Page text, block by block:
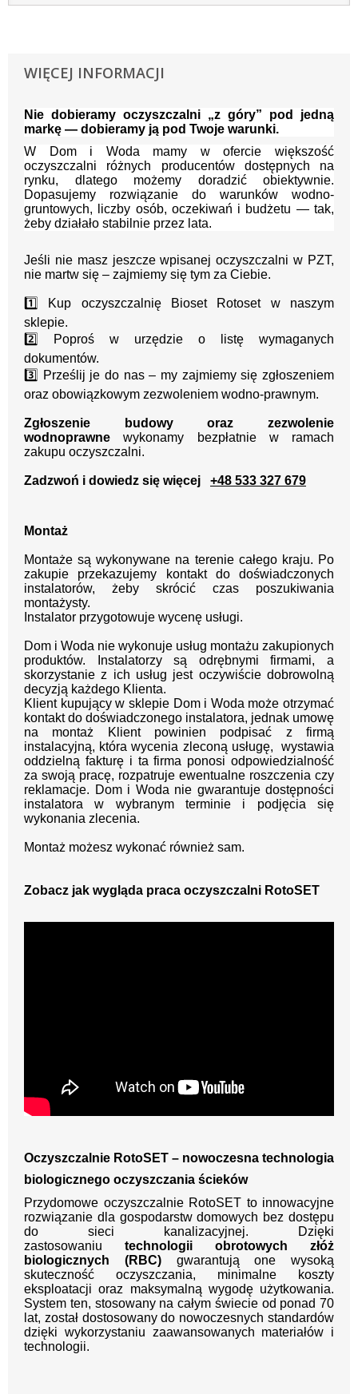
WIĘCEJ INFORMACJI
Nie dobieramy oczyszczalni „z góry” pod jedną
markę — dobieramy ją pod Twoje warunki.
W Dom i Woda mamy w ofercie większość
oczyszczalni różnych producentów dostępnych na
rynku, dlatego możemy doradzić obiektywnie.
Dopasujemy rozwiązanie do warunków wodno-
gruntowych, liczby osób, oczekiwań i budżetu — tak,
żeby działało stabilnie przez lata.
Jeśli nie masz jeszcze wpisanej oczyszczalni w PZT,
nie martw się – zajmiemy się tym za Ciebie.
1️⃣ Kup oczyszczalnię Bioset Rotoset w naszym
sklepie.
2️⃣ Poproś w urzędzie o listę wymaganych
dokumentów.
3️⃣ Prześlij je do nas – my zajmiemy się zgłoszeniem
oraz obowiązkowym zezwoleniem wodno-prawnym.
Zgłoszenie budowy oraz zezwolenie
wodnoprawne wykonamy bezpłatnie w ramach
zakupu oczyszczalni.
Zadzwoń i dowiedz się więcej +48 533 327 679
Montaż
Montaże są wykonywane na terenie całego kraju. Po
zakupie przekazujemy kontakt do doświadczonych
instalatorów, żeby skrócić czas poszukiwania
montażysty.
Instalator przygotowuje wycenę usługi.
Dom i Woda nie wykonuje usług montażu zakupionych
produktów. Instalatorzy są odrębnymi firmami, a
skorzystanie z ich usług jest oczywiście dobrowolną
decyzją każdego Klienta.
Klient kupujący w sklepie Dom i Woda może otrzymać
kontakt do doświadczonego instalatora, jednak umowę
na montaż Klient powinien podpisać z firmą
instalacyjną, która wycenia zleconą usługę, wystawia
oddzielną fakturę i ta firma ponosi odpowiedzialność
za swoją pracę, rozpatruje ewentualne roszczenia czy
reklamacje. Dom i Woda nie gwarantuje dostępności
instalatora w wybranym terminie i podjęcia się
wykonania zlecenia.
Montaż możesz wykonać również sam.
Zobacz jak wygląda praca oczyszczalni RotoSET
Oczyszczalnie RotoSET – nowoczesna technologia
biologicznego oczyszczania ścieków
Przydomowe oczyszczalnie RotoSET to innowacyjne
rozwiązanie dla gospodarstw domowych bez dostępu
do sieci kanalizacyjnej. Dzięki
zastosowaniu technologii obrotowych złóż
biologicznych (RBC)gwarantują one wysoką
skuteczność oczyszczania, minimalne koszty
eksploatacji oraz maksymalną wygodę użytkowania.
System ten, stosowany na całym świecie od ponad 70
lat, został dostosowany do nowoczesnych standardów
dzięki wykorzystaniu zaawansowanych materiałów i
technologii.